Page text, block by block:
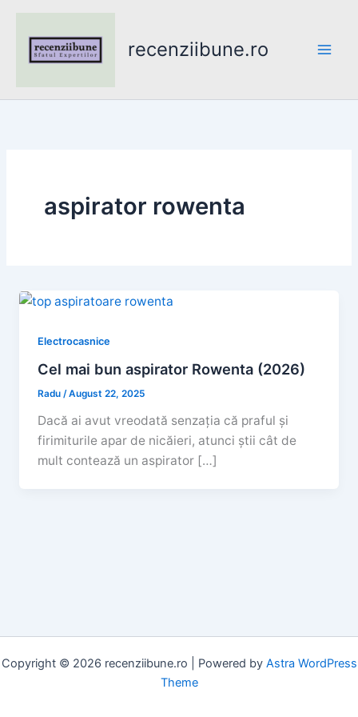
content
recenziibune.ro
aspirator rowenta
Electrocasnice
Cel mai bun aspirator Rowenta (2026)
Radu/August 22, 2025
Dacă ai avut vreodată senzația că praful și
firimiturile apar de nicăieri, atunci știi cât de
mult contează un aspirator […]
Copyright © 2026 recenziibune.ro | Powered by Astra WordPress
Theme